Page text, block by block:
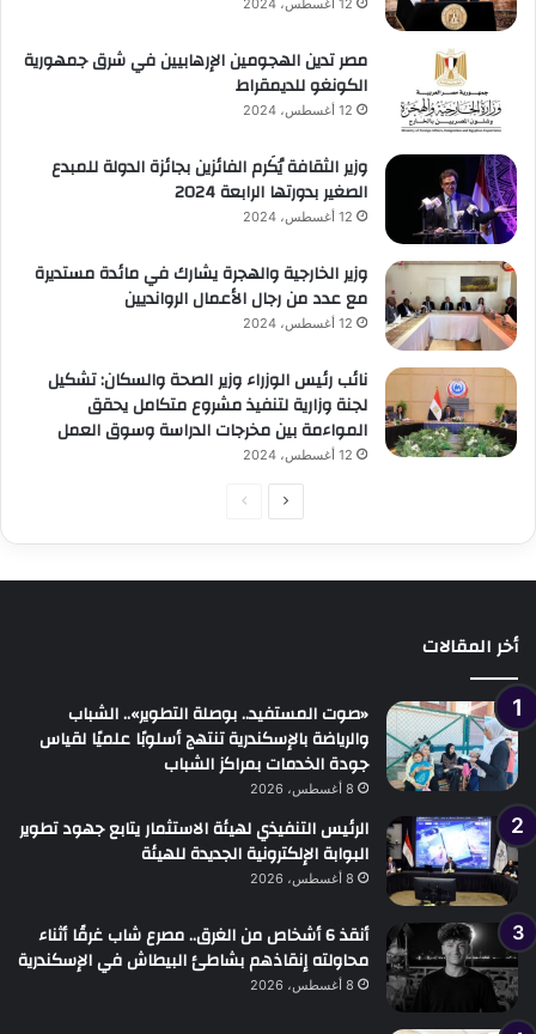
12 أغسطس، 2024
مصر تدين الهجومين الإرهابيين في شرق جمهورية
الكونغو للديمقراط
12 أغسطس، 2024
وزير الثقافة يُكَرم الفائزين بجائزة الدولة للمبدع
الصغير بدورتها الرابعة 2024
12 أغسطس، 2024
وزير الخارجية والهجرة يشارك في مائدة مستديرة
مع عدد من رجال الأعمال الروانديين
12 أغسطس، 2024
نائب رئيس الوزراء وزير الصحة والسكان: تشكيل
لجنة وزارية لتنفيذ مشروع متكامل يحقق
المواءمة بين مخرجات الدراسة وسوق العمل
12 أغسطس، 2024
الصفحةالصفحة
أخر المقالات
«صوت المستفيد.. بوصلة التطوير».. الشباب
والرياضة بالإسكندرية تنتهج أسلوبًا علميًا لقياس
جودة الخدمات بمراكز الشباب
8 أغسطس، 2026
الرئيس التنفيذي لهيئة الاستثمار يتابع جهود تطوير
البوابة الإلكترونية الجديدة للهيئة
8 أغسطس، 2026
أنقذ 6 أشخاص من الغرق.. مصرع شاب غرقًا أثناء
محاولته إنقاذهم بشاطئ البيطاش في الإسكندرية
8 أغسطس، 2026